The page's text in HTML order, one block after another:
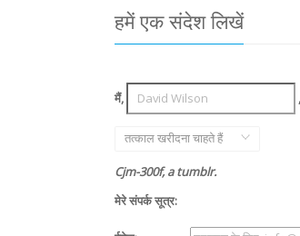
हमें एक संदेश लिखें
मैं, ,
तत्काल खरीदना चाहते हैं
Cjm-300f, a tumblr.
मेरे संपर्क सूत्र: